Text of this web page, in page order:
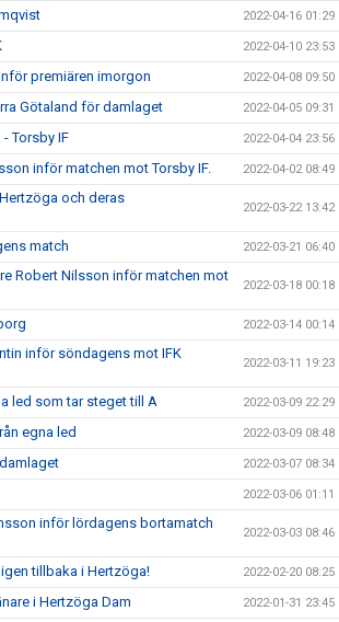
2022-04-16 01:29
2022-04-10 23:53
premiären imorgon 2022-04-08 09:50
Götaland för damlaget 2022-04-05 09:31
Torsby IF 2022-04-04 23:56
inför matchen mot Torsby IF. 2022-04-02 08:49
och deras
2022-03-22 13:42
match 2022-03-21 06:40
Robert Nilsson inför matchen mot
2022-03-18 00:18
2022-03-14 00:14
inför söndagens mot IFK
2022-03-11 19:23
led som tar steget till A 2022-03-09 22:29
egna led 2022-03-09 08:48
2022-03-07 08:34
2022-03-06 01:11
inför lördagens bortamatch
2022-03-03 08:46
tillbaka i Hertzöga! 2022-02-20 08:25
i Hertzöga Dam 2022-01-31 23:45